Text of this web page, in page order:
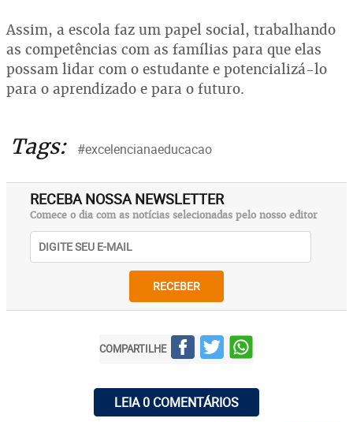
Assim, a escola faz um papel social, trabalhando
as competências com as famílias para que elas
possam lidar com o estudante e potencializá-lo
para o aprendizado e para o futuro.
Tags: #excelencianaeducacao
RECEBA NOSSA NEWSLETTER
Comece o dia com as notícias selecionadas pelo nosso editor
RECEBER
COMPARTILHE
LEIA 0 COMENTÁRIOS